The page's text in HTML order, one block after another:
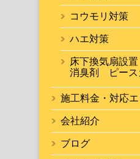
コウモリ対策
ハエ対策
床下換気扇設
消臭剤 ピース
施工料金・対応
会社紹介
ブログ